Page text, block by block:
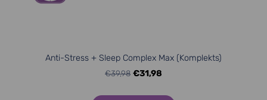
Anti-Stress + Sleep Complex Max (Komplekts)
€39,98 €31,98